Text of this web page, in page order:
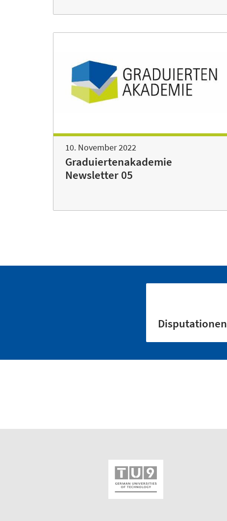
10. November 2022
Graduiertenakademie
Newsletter 05
Disputationen